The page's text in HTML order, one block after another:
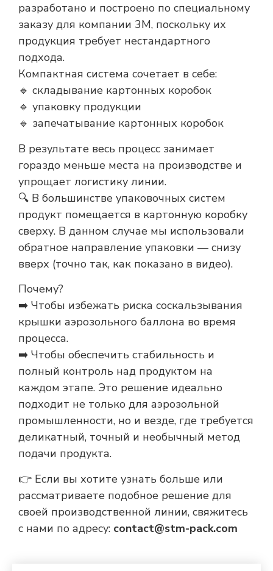
разработано и построено по специальному
заказу для компании 3M, поскольку их
продукция требует нестандартного
подхода.
Компактная система сочетает в себе:
🔹 складывание картонных коробок
🔹 упаковку продукции
🔹 запечатывание картонных коробок
В результате весь процесс занимает
гораздо меньше места на производстве и
упрощает логистику линии.
🔍 В большинстве упаковочных систем
продукт помещается в картонную коробку
сверху. В данном случае мы использовали
обратное направление упаковки — снизу
вверх (точно так, как показано в видео).
Почему?
➡️ Чтобы избежать риска соскальзывания
крышки аэрозольного баллона во время
процесса.
➡️ Чтобы обеспечить стабильность и
полный контроль над продуктом на
каждом этапе. Это решение идеально
подходит не только для аэрозольной
промышленности, но и везде, где требуется
деликатный, точный и необычный метод
подачи продукта.
👉 Если вы хотите узнать больше или
рассматриваете подобное решение для
своей производственной линии, свяжитесь
с нами по адресу: contact@stm-pack.com